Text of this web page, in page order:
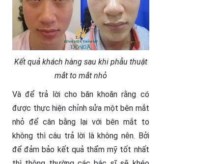
Kết quả khách hàng sau khi phẫu thuật
mắt to mắt nhỏ
Và để trả lời cho băn khoăn rằng có
được thực hiện chỉnh sửa một bên mắt
nhỏ để cân bằng lại với bên mắt to
không thì câu trả lời là không nên. Bởi
để đảm bảo kết quả thẩm mỹ tốt nhất